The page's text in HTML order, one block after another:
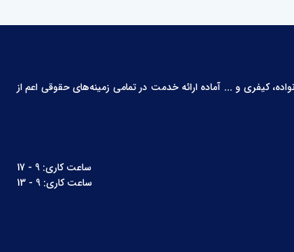
کیفری و ... آماده ارائه خدمت در تمامی زمینه‌های حقوقی اعم از
ساعت کاری: 9 - 17
ساعت کاری: 9 - 13